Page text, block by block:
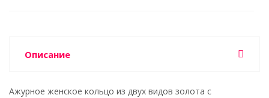
Описание
Ажурное женское кольцо из двух видов золота с